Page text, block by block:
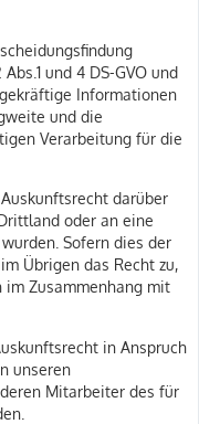
und 4 DS-GVO und
Informationen
und die
Verarbeitung für die
darüber
oder an eine
Sofern dies der
Übrigen das Recht zu,
Zusammenhang mit
in Anspruch
unseren
Mitarbeiter des für